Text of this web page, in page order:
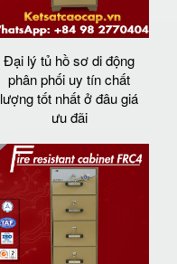
Đại lý tủ hồ sơ di động
phân phối uy tín chất
lượng tốt nhất ở đâu giá
ưu đãi